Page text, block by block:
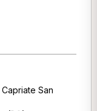
San